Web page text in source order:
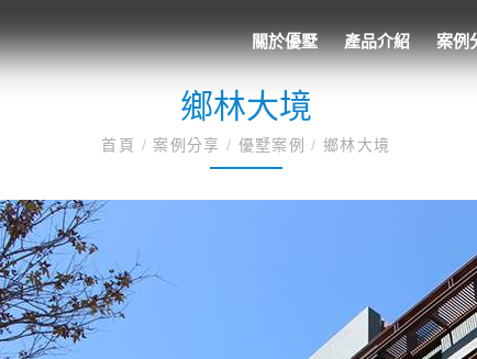
關於優墅 產品介紹 案例
鄉林大境
首頁 / 案例分享 / 優墅案例/ 鄉林大境